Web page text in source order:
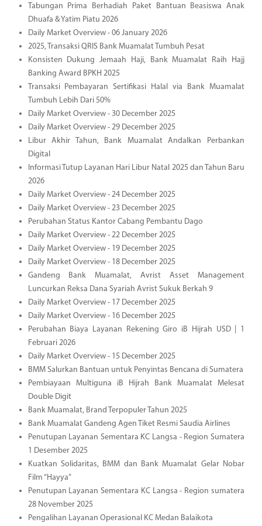
Tabungan Prima Berhadiah Paket Bantuan Beasiswa Anak
Dhuafa & Yatim Piatu 2026
Daily Market Overview - 06 January 2026
2025, Transaksi QRIS Bank Muamalat Tumbuh Pesat
Konsisten Dukung Jemaah Haji, Bank Muamalat Raih Hajj
Banking Award BPKH 2025
Transaksi Pembayaran Sertifikasi Halal via Bank Muamalat
Tumbuh Lebih Dari 50%
Daily Market Overview - 30 December 2025
Daily Market Overview - 29 December 2025
Libur Akhir Tahun, Bank Muamalat Andalkan Perbankan
Digital
Informasi Tutup Layanan Hari Libur Natal 2025 dan Tahun Baru
2026
Daily Market Overview - 24 December 2025
Daily Market Overview - 23 December 2025
Perubahan Status Kantor Cabang Pembantu Dago
Daily Market Overview - 22 December 2025
Daily Market Overview - 19 December 2025
Daily Market Overview - 18 December 2025
Gandeng Bank Muamalat, Avrist Asset Management
Luncurkan Reksa Dana Syariah Avrist Sukuk Berkah 9
Daily Market Overview - 17 December 2025
Daily Market Overview - 16 December 2025
Perubahan Biaya Layanan Rekening Giro iB Hijrah USD | 1
Februari 2026
Daily Market Overview - 15 December 2025
BMM Salurkan Bantuan untuk Penyintas Bencana di Sumatera
Pembiayaan Multiguna iB Hijrah Bank Muamalat Melesat
Double Digit
Bank Muamalat, Brand Terpopuler Tahun 2025
Bank Muamalat Gandeng Agen Tiket Resmi Saudia Airlines
Penutupan Layanan Sementara KC Langsa - Region Sumatera
1 Desember 2025
Kuatkan Solidaritas, BMM dan Bank Muamalat Gelar Nobar
Film “Hayya”
Penutupan Layanan Sementara KC Langsa - Region sumatera
28 November 2025
Pengalihan Layanan Operasional KC Medan Balaikota